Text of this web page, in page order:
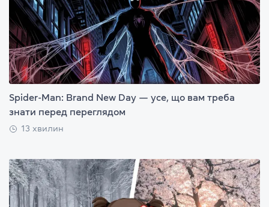
Spider-Man: Brand New Day — усе, що вам треба
знати перед переглядом
13 хвилин